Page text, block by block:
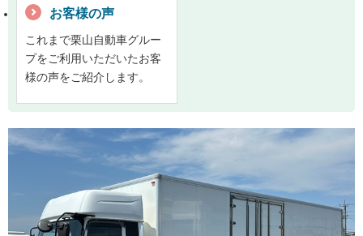
お客様の声
これまで栗山自動車グルー
プをご利用いただいたお客
様の声をご紹介します。